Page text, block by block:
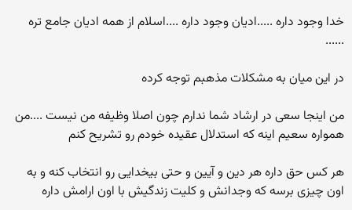
خدا وجود داره .....ادیان وجود داره ....اسلام از همه ادیان جامع تره
......
در این میان به مشکلات مذهبم توجه کرده
من اینجا سعی در ارشاد شما ندارم چون اصلا وظیفه من نیست ....من
همواره سعیم اینه که استدلال عقیده خودم رو تشریح کنم
هر کس حق داره هر دین و آیین و حتی بیخدایی رو انتخاب کنه و به
اون چیزی برسه که وجدانش و کلیت زندگیش با اون ارامش داره